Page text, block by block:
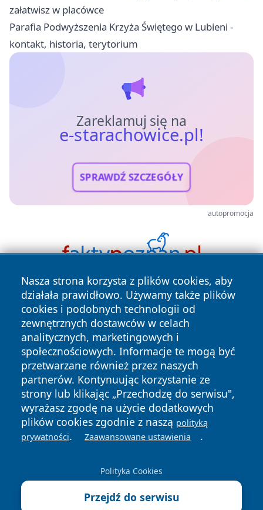
załatwisz w placówce
Parafia Podwyższenia Krzyża Świętego w Lubieni -
kontakt, historia, terytorium
Zareklamuj się na
e-starachowice.pl!
SPRAWDŹ SZCZEGÓŁY
autopromocja
Nasza strona korzysta z plików cookies, aby
działała prawidłowo. Używamy także plików
cookies i podobnych technologii od
zewnętrznych dostawców w celach
analitycznych, marketingowych i
społecznościowych. Informacje te mogą być
przetwarzane również przez naszych
partnerów. Kontynuując korzystanie ze
strony lub klikając „Przechodzę do serwisu",
wyrażasz zgodę na użycie dodatkowych
plików cookies zgodnie z naszą polityką
prywatności. Zaawansowane ustawienia .
Polityka Cookies
Przejdź do serwisu
Copyright © 2026 e-starachowice.pl Wszystkie prawa
zastrzeżone.
News Autorzy
Polityka
Prywatności
Polityka
Cookies